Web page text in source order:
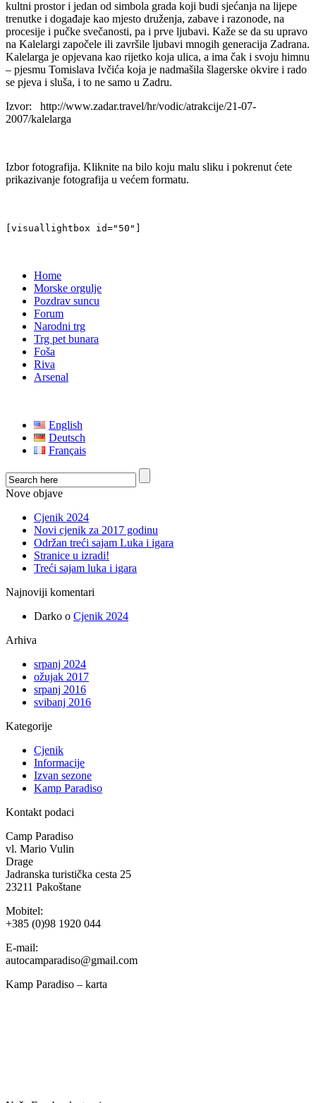
kultni prostor i jedan od simbola grada koji budi sjećanja na lijepe
trenutke i događaje kao mjesto druženja, zabave i razonode, na
procesije i pučke svečanosti, pa i prve ljubavi. Kaže se da su upravo
na Kalelargi započele ili završile ljubavi mnogih generacija Zadrana.
Kalelarga je opjevana kao rijetko koja ulica, a ima čak i svoju himnu
– pjesmu Tomislava Ivčića koja je nadmašila šlagerske okvire i rado
se pjeva i sluša, i to ne samo u Zadru.
Izvor: http://www.zadar.travel/hr/vodic/atrakcije/21-07-
2007/kalelarga
Izbor fotografija. Kliknite na bilo koju malu sliku i pokrenut ćete
prikazivanje fotografija u većem formatu.
[visuallightbox id="50"]
Home
Morske orgulje
Pozdrav suncu
Forum
Narodni trg
Trg pet bunara
Foša
Riva
Arsenal
English
Deutsch
Français
Nove objave
Cjenik 2024
Novi cjenik za 2017 godinu
Održan treći sajam Luka i igara
Stranice u izradi!
Treći sajam luka i igara
Najnoviji komentari
Darko o Cjenik 2024
Arhiva
srpanj 2024
ožujak 2017
srpanj 2016
svibanj 2016
Kategorije
Cjenik
Informacije
Izvan sezone
Kamp Paradiso
Kontakt podaci
Camp Paradiso
vl. Mario Vulin
Drage
Jadranska turistička cesta 25
23211 Pakoštane
Mobitel:
+385 (0)98 1920 044
E-mail:
autocamparadiso@gmail.com
Kamp Paradiso – karta